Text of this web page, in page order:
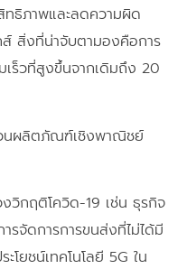
ทธิภาพและลดความผิด
สิ่งที่น่าจับตามองคือการ
เร็วที่สูงขึ้นจากเดิมถึง 20
นผลิตภัณฑ์เชิงพาณิชย์
วิกฤติโควิด-19 เช่น ธุรกิจ
จัดการการขนส่งที่ไม่ได้มี
โยชน์เทคโนโลยี 5G ใน